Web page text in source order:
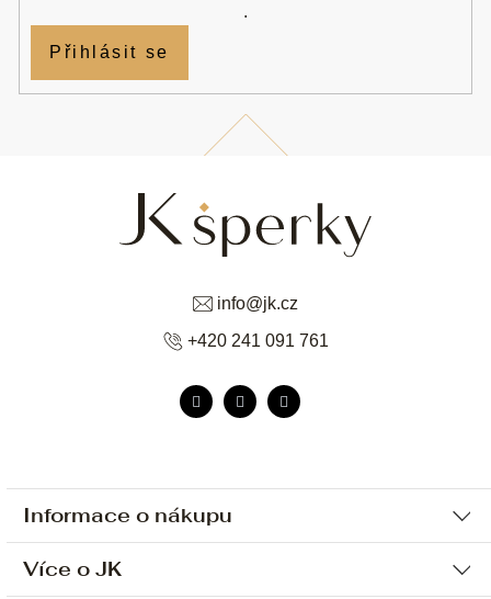
Informace o nákupu
Ochrana osobních údajů
Více o JK
info@jk.cz
+420 241 091 761
.
Přihlásit se